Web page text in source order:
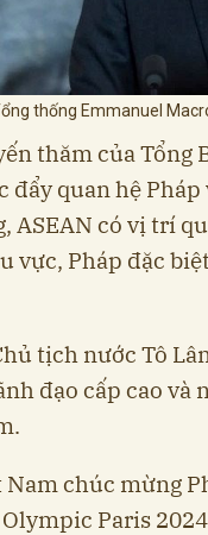
thống Emmanuel
thăm của Tổng
đẩy quan hệ
ASEAN có vị trí
vực, Pháp đặc
tịch nước Tô
đạo cấp cao và
Nam chúc mừng
Paris